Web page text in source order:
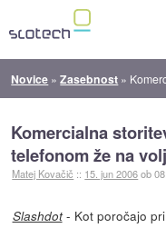
Novice »Zasebnost »
Komercialna
telefonom že na
Matej Kovačič :: 15. jun 2006ob
Slashdot- Kot poročajo pri